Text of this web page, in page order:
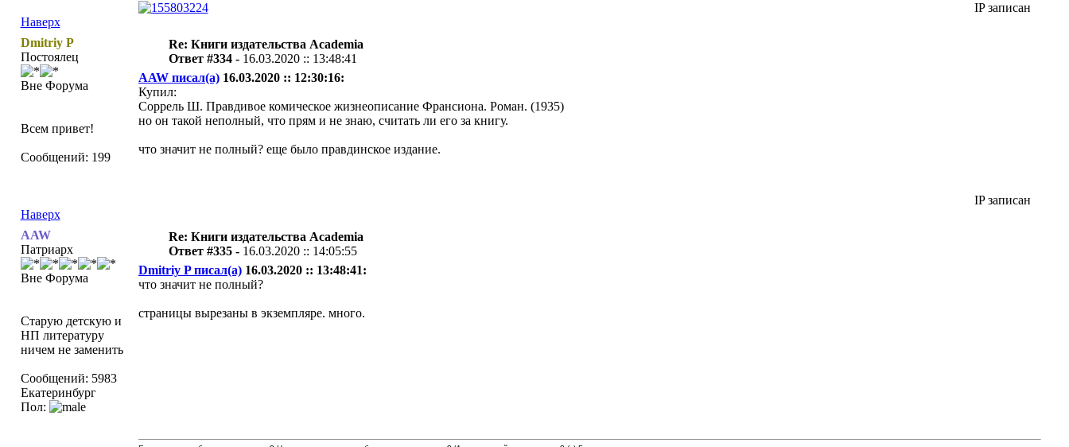
Наверх
IP записан
Dmitriy P
Постоялец
Вне Форума
Всем привет!
Сообщений: 199
Re: Книги издательства Academia
Ответ #334 - 16.03.2020 :: 13:48:41
AAW писал(а)16.03.2020 :: 12:30:16:
Купил:
Соррель Ш. Правдивое комическое жизнеописание Франсиона. Роман. (1935)
но он такой неполный, что прям и не знаю, считать ли его за книгу.
что значит не полный? еще было правдинское издание.
Наверх
IP записан
AAW
Патриарх
Вне Форума
Старую детскую и
НП литературу
ничем не заменить
Сообщений: 5983
Екатеринбург
Пол:
Re: Книги издательства Academia
Ответ #335 - 16.03.2020 :: 14:05:55
Dmitriy P писал(а)16.03.2020 :: 13:48:41:
что значит не полный?
страницы вырезаны в экземпляре. много.